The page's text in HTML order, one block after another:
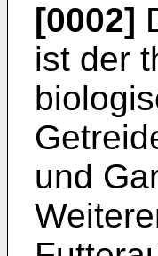
[0002]
ist der
und